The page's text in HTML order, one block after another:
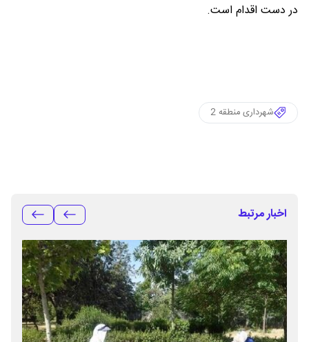
در دست اقدام است.
شهرداری منطقه 2
اخبار مرتبط